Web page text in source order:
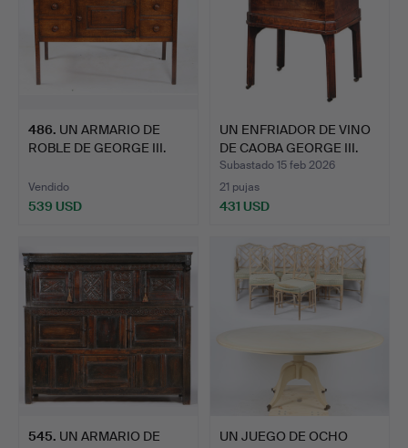
486. UN ARMARIO DE
ROBLE DE GEORGE III.
Vendido
539 USD
UN ENFRIADOR DE VINO
DE CAOBA GEORGE III.
Subastado 15 feb 2026
21 pujas
431 USD
545. UN ARMARIO DE
UN JUEGO DE OCHO